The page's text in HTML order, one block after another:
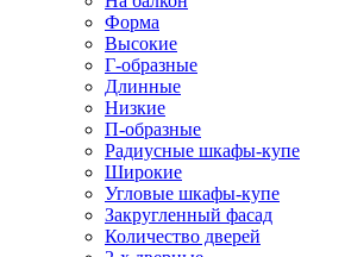
Форма
Высокие
Г-образные
Длинные
Низкие
П-образные
Радиусные шкафы-купе
Широкие
Угловые шкафы-купе
Закругленный фасад
Количество дверей